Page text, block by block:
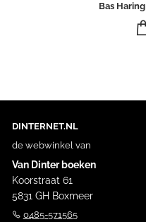
Bas Haring
DINTERNET.NL
de webwinkel van
Van Dinter boeken
Koorstraat 61
5831 GH Boxmeer
0485-571565